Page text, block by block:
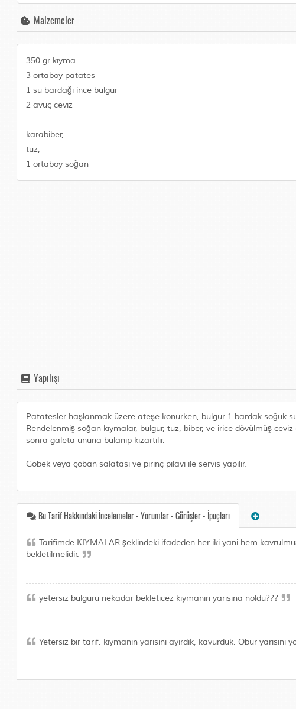
Malzemeler
350 gr kıyma
3 ortaboy patates
1 su bardağı ince bulgur
2 avuç ceviz
karabiber,
tuz,
1 ortaboy soğan
Yapılışı
Patatesler haşlanmak üzere ateşe konurken, bulgur 1 bardak soğuk su
Rendelenmiş soğan kıymalar, bulgur, tuz, biber, ve irice dövülmüş
sonra galeta ununa bulanıp kızartılır.
Göbek veya çoban salatası ve pirinç pilavı ile servis yapılır.
Bu Tarif Hakkındaki İncelemeler - Yorumlar - Görüşler - İpuçları
Tarifimde KIYMALAR şeklindeki ifadeden her iki yani hem
bekletilmelidir.
yetersiz bulguru nekadar bekleticez kıymanın yarısına noldu???
Yetersiz bir tarif. kiymanin yarisini ayirdik, kavurduk. Obur yarisini